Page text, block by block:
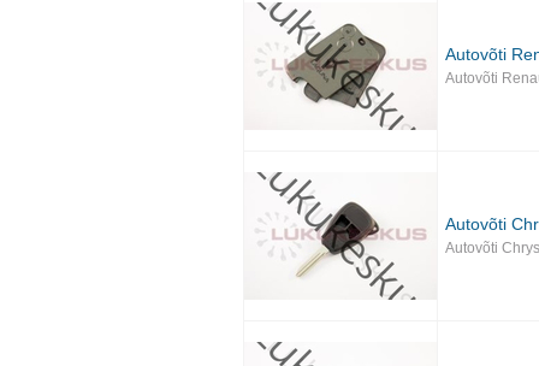
Autovõti
Autovõti
Autovõti
Autovõti